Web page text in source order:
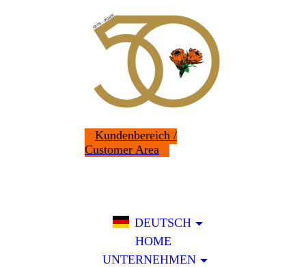
Kundenbereich /
Customer Area
DEUTSCH
HOME
UNTERNEHMEN